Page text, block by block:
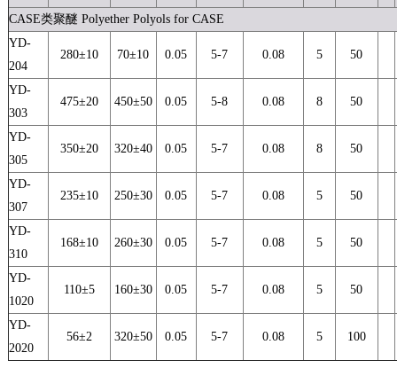
CASE类聚醚 Polyether Polyols for CASE
YD-
204
280±10 70±10 0.05 5-7 0.08 5 50
YD-
303
475±20 450±50 0.05 5-8 0.08 8 50
YD-
305
350±20 320±40 0.05 5-7 0.08 8 50
YD-
307
235±10 250±30 0.05 5-7 0.08 5 50
YD-
310
168±10 260±30 0.05 5-7 0.08 5 50
YD-
1020
110±5 160±30 0.05 5-7 0.08 5 50
YD-
2020
56±2 320±50 0.05 5-7 0.08 5 100